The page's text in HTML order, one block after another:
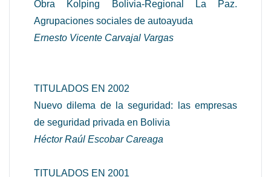
Obra Kolping Bolivia-Regional La Paz.
Agrupaciones sociales de autoayuda
Ernesto Vicente Carvajal Vargas
TITULADOS EN 2002
Nuevo dilema de la seguridad: las empresas
de seguridad privada en Bolivia
Héctor Raúl Escobar Careaga
TITULADOS EN 2001